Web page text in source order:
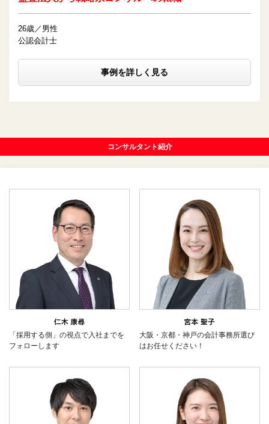
26歳／男性
公認会計士
事例を詳しく見る
コンサルタント紹介
「採用する側」の視点で入社までを
フォローします
大阪・京都・神戸の会計事務所選び
はお任せください！